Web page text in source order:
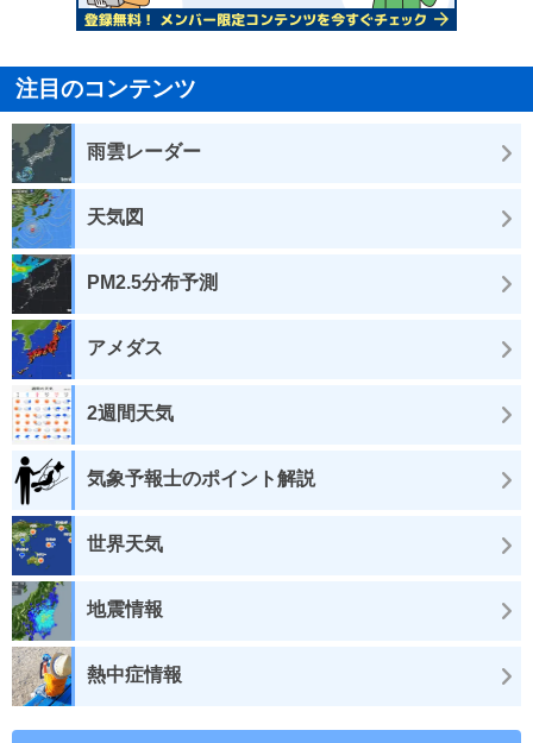
注目のコンテンツ
雨雲レーダー
天気図
PM2.5分布予測
アメダス
2週間天気
気象予報士のポイント解説
世界天気
地震情報
熱中症情報